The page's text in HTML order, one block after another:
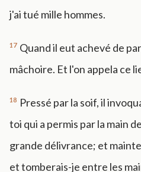
j'ai tué mille hommes.
17 Quand il eut achevé de
mâchoire. Et l'on appela ce
18 Pressé par la soif, il
toi qui a permis par la main
grande délivrance; et
et tomberais-je entre les